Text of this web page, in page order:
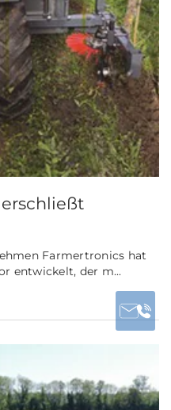
Farmertronics hat
entwickelt, der m...